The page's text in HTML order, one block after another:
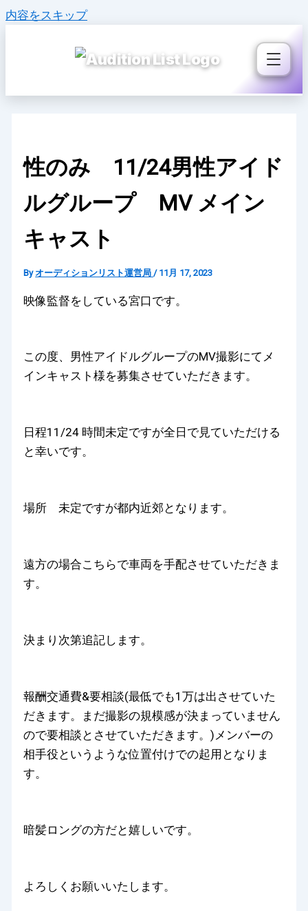
内容をスキップ
性のみ 11/24男性アイド
ルグループ MV メイン
キャスト
Byオーディションリスト運営局 / 11月 17, 2023
映像監督をしている宮口です。
この度、男性アイドルグループのMV撮影にてメ
インキャスト様を募集させていただきます。
日程11/24 時間未定ですが全日で見ていただける
と幸いです。
場所 未定ですが都内近郊となります。
遠方の場合こちらで車両を手配させていただきま
す。
決まり次第追記します。
報酬交通費&要相談(最低でも1万は出させていた
だきます。まだ撮影の規模感が決まっていません
ので要相談とさせていただきます。)メンバーの
相手役というような位置付けでの起用となりま
す。
暗髪ロングの方だと嬉しいです。
よろしくお願いいたします。